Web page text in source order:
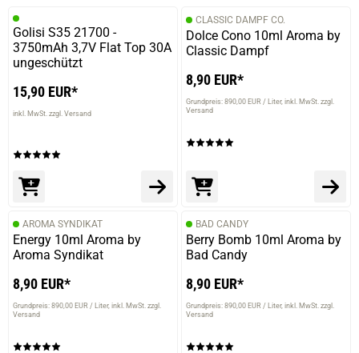
Golisi S35 21700 -
3750mAh 3,7V Flat Top 30A
ungeschützt
15,90 EUR*
inkl. MwSt. zzgl. Versand
CLASSIC DAMPF CO.
Dolce Cono 10ml Aroma by
Classic Dampf
8,90 EUR*
Grundpreis: 890,00 EUR / Liter inkl. MwSt. zzgl.
Versand
AROMA SYNDIKAT
Energy 10ml Aroma by
Aroma Syndikat
8,90 EUR*
Grundpreis: 890,00 EUR / Liter inkl. MwSt. zzgl.
Versand
BAD CANDY
Berry Bomb 10ml Aroma by
Bad Candy
8,90 EUR*
Grundpreis: 890,00 EUR / Liter inkl. MwSt. zzgl.
Versand